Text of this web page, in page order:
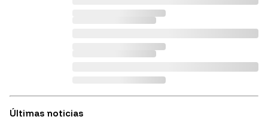
Últimas noticias